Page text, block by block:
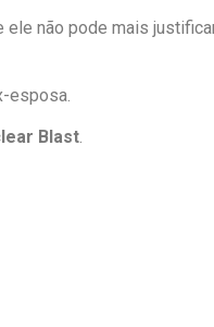
ele não pode mais
esposa.
Blast.